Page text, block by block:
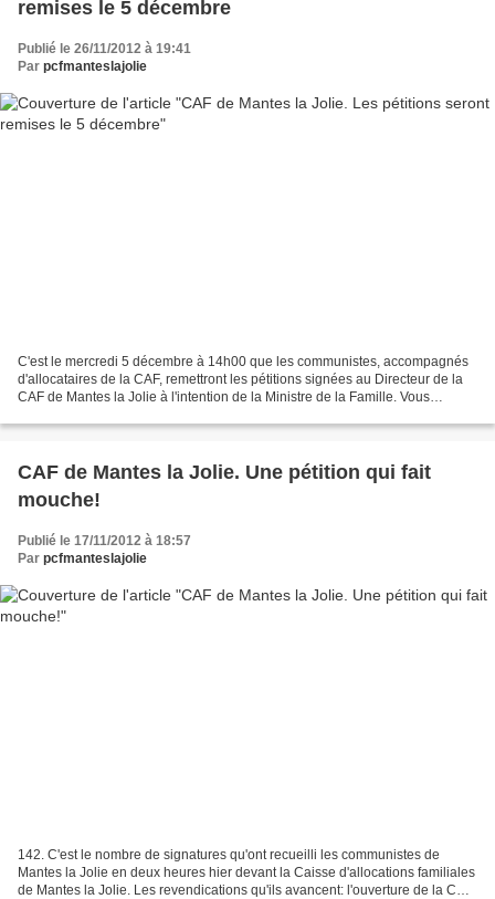
remises le 5 décembre
Publié le 26/11/2012 à 19:41
Par pcfmanteslajolie
C'est le mercredi 5 décembre à 14h00 que les communistes, accompagnés
d'allocataires de la CAF, remettront les pétitions signées au Directeur de la
CAF de Mantes la Jolie à l'intention de la Ministre de la Famille. Vous
CAF de Mantes la Jolie. Une pétition qui fait
mouche!
Publié le 17/11/2012 à 18:57
Par pcfmanteslajolie
142. C'est le nombre de signatures qu'ont recueilli les communistes de
Mantes la Jolie en deux heures hier devant la Caisse d'allocations familiales
de Mantes la Jolie. Les revendications qu'ils avancent: l'ouverture de la CAF